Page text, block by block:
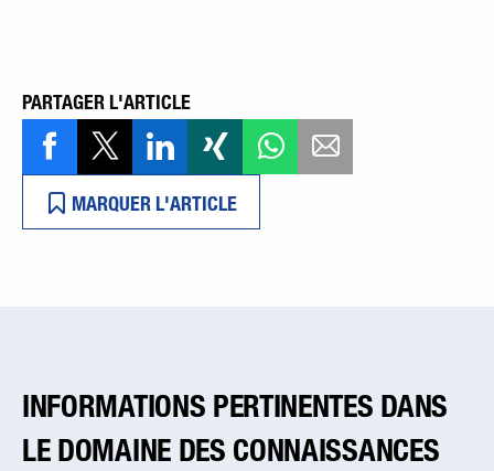
PARTAGER L'ARTICLE
MARQUER L'ARTICLE
INFORMATIONS PERTINENTES DANS
LE DOMAINE DES CONNAISSANCES